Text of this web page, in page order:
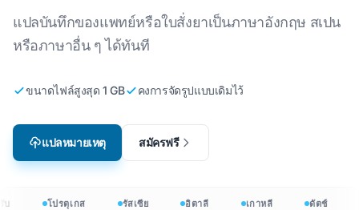
แปลบันทึกของแพทย์หรือใบสั่งยาเป็นภาษาอังกฤษ สเปน
หรือภาษาอื่น ๆ ได้ทันที
ขนาดไฟล์สูงสุด 1 GB คงการจัดรูปแบบเดิมไว้
แปลหมายเหตุ สมัครฟรี
โปรตุเกส รัสเซีย อิตาลี เกาหลี ดัตช์